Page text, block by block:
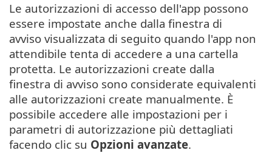
Le autorizzazioni di accesso dell'app possono
essere impostate anche dalla finestra di
avviso visualizzata di seguito quando l'app non
attendibile tenta di accedere a una cartella
protetta. Le autorizzazioni create dalla
finestra di avviso sono considerate equivalenti
alle autorizzazioni create manualmente. È
possibile accedere alle impostazioni per i
parametri di autorizzazione più dettagliati
facendo clic su Opzioni avanzate.